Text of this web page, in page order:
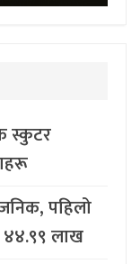
स्कुटर
पहिलो
४४.९९ लाख